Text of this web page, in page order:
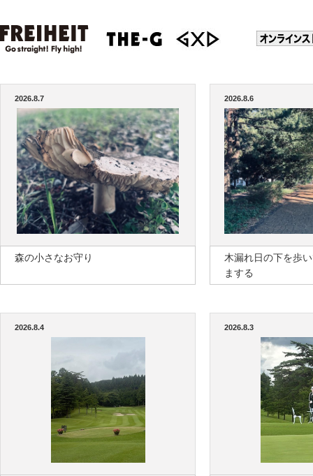
2026.8.7
森の小さなお守り
2026.8.6
木漏れ日の下を歩
まする
2026.8.4 2026.8.3